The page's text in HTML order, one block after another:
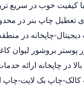
با کیفیت خوب در سریع
چاپخانه در
بروشور لیوان
در چاپخانه ارائه
چاپ پاپ آپ-چاپ کالک-چاپ بک